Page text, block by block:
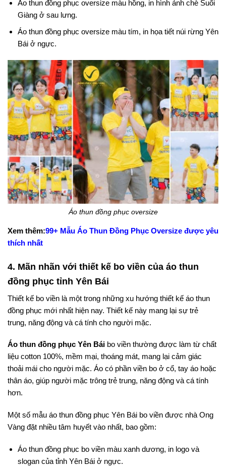
Áo thun đồng phục oversize màu hồng, in hình ảnh chè Suối
Giàng ở sau lưng.
Áo thun đồng phục oversize màu tím, in họa tiết núi rừng Yên
Bái ở ngực.
Áo thun đồng phục oversize
Xem thêm:99+ Mẫu Áo Thun Đồng Phục Oversize được yêu
thích nhất
4. Mãn nhãn với thiết kế bo viền của áo thun
đồng phục tỉnh Yên Bái
Thiết kế bo viền là một trong những xu hướng thiết kế áo thun
đồng phục mới nhất hiện nay. Thiết kế này mang lại sự trẻ
trung, năng động và cá tính cho người mặc.
Áo thun đồng phục Yên Bái bo viền thường được làm từ chất
liệu cotton 100%, mềm mại, thoáng mát, mang lại cảm giác
thoải mái cho người mặc. Áo có phần viền bo ở cổ, tay áo hoặc
thân áo, giúp người mặc trông trẻ trung, năng động và cá tính
hơn.
Một số mẫu áo thun đồng phục Yên Bái bo viền được nhà Ong
Vàng đặt nhiều tâm huyết vào nhất, bao gồm:
Áo thun đồng phục bo viền màu xanh dương, in logo và
slogan của tỉnh Yên Bái ở ngực.